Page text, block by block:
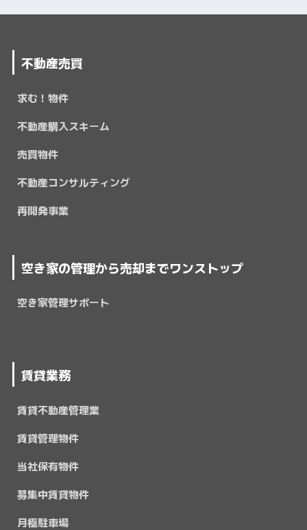
不動産売買
求む！物件
不動産購入スキーム
売買物件
不動産コンサルティング
再開発事業
空き家の管理から売却までワンストップ
空き家管理サポート
賃貸業務
賃貸不動産管理業
賃貸管理物件
当社保有物件
募集中賃貸物件
月極駐車場